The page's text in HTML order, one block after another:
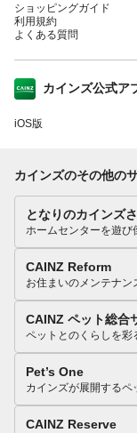
ショッピングガイド
利用規約
よくある質問
カインズ公式ア
iOS版
カインズのその他の
となりのカインズ
ホームセンターを遊び
CAINZ Reform
お住まいのメンテナン
CAINZ ペット総合
ペットとのくらしを彩
Pet’s One
カインズが展開するペ
CAINZ Reserve